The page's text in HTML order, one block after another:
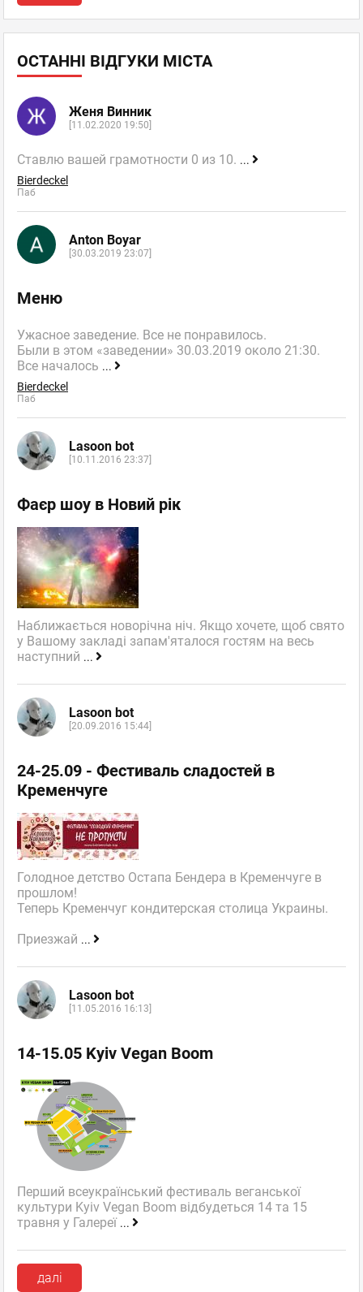
ОСТАННІ ВІДГУКИ МІСТА
Женя Винник
[11.02.2020 19:50]
Ставлю вашей грамотности 0 из 10. ...
Bierdeckel
Паб
Anton Boyar
[30.03.2019 23:07]
Меню
Ужасное заведение. Все не понравилось.
Были в этом «заведении» 30.03.2019 около 21:30.
Все началось ...
Bierdeckel
Паб
Lasoon bot
[10.11.2016 23:37]
Фаєр шоу в Новий рік
Наближається новорічна ніч. Якщо хочете, щоб свято
у Вашому закладі запам'яталося гостям на весь
наступний ...
Lasoon bot
[20.09.2016 15:44]
24-25.09 - Фестиваль сладостей в
Кременчуге
Голодное детство Остапа Бендера в Кременчуге в
прошлом!
Теперь Кременчуг кондитерская столица Украины.
Приезжай ...
Lasoon bot
[11.05.2016 16:13]
14-15.05 Kyiv Vegan Boom
Перший всеукраїнський фестиваль веганської
культури Kyiv Vegan Boom відбудеться 14 та 15
травня у Галереї ...
далі